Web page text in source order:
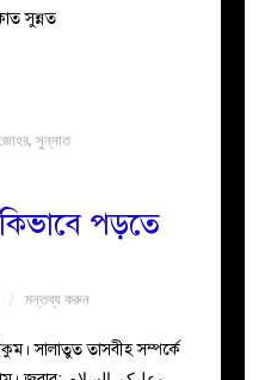
সুন্নত
, সুন্নাত
পড়তে
মন্তব্য করুন
সালাতুত তাসবীহ সম্পর্কে